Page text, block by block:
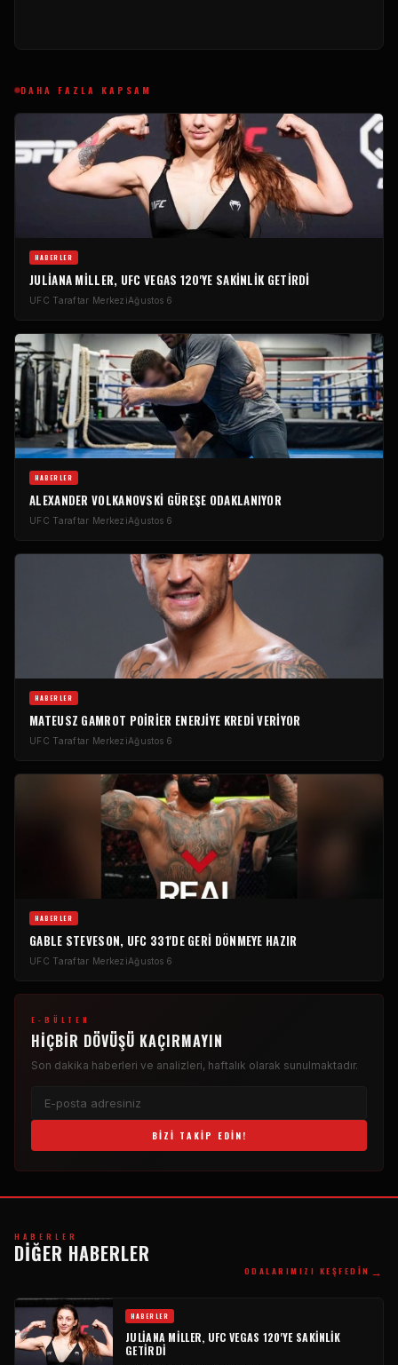
DAHA FAZLA KAPSAM
HABERLER
JULIANA MILLER, UFC VEGAS 120'YE SAKINLIK GETIRDI
UFC Taraftar MerkeziAğustos 6
HABERLER
ALEXANDER VOLKANOVSKI GÜREŞE ODAKLANIYOR
UFC Taraftar MerkeziAğustos 6
HABERLER
MATEUSZ GAMROT POIRIER ENERJIYE KREDI VERIYOR
UFC Taraftar MerkeziAğustos 6
HABERLER
GABLE STEVESON, UFC 331'DE GERI DÖNMEYE HAZIR
UFC Taraftar MerkeziAğustos 6
E-BÜLTEN
HIÇBIR DÖVÜŞÜ KAÇIRMAYIN
Son dakika haberleri ve analizleri, haftalık olarak sunulmaktadır.
BIZI TAKIP EDIN!
HABERLER
DIĞER HABERLER
ODALARIMIZI KEŞFEDIN →
HABERLER
JULIANA MILLER, UFC VEGAS 120'YE SAKINLIK
GETIRDI